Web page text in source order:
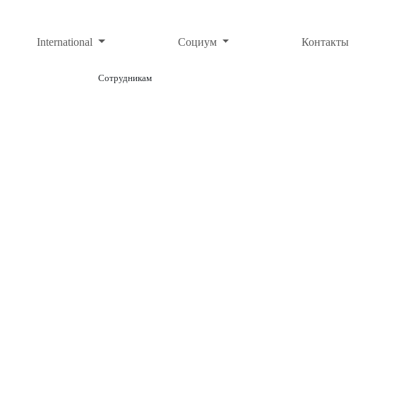
International Социум Контакты
Сотрудникам